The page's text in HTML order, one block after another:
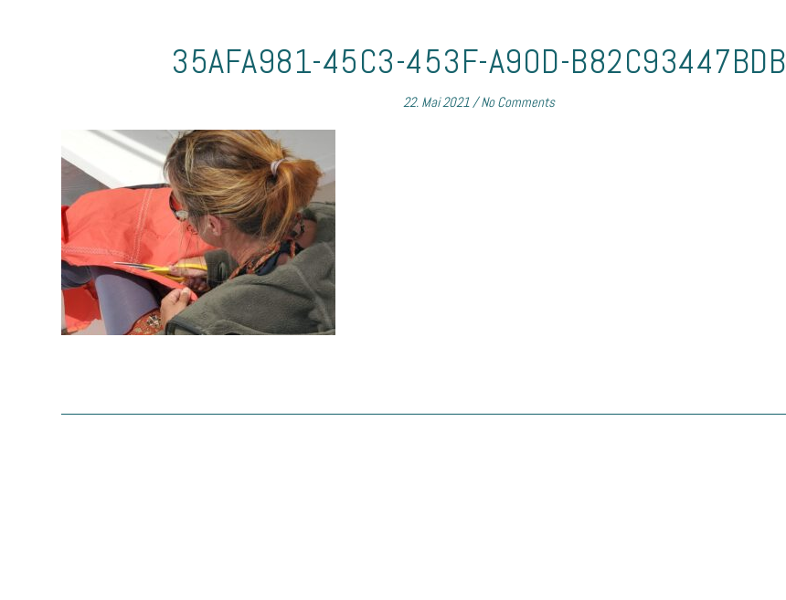
35AFA981-45C3-453F-A90D-B82C93447BDB
22. Mai 2021/ No Comments